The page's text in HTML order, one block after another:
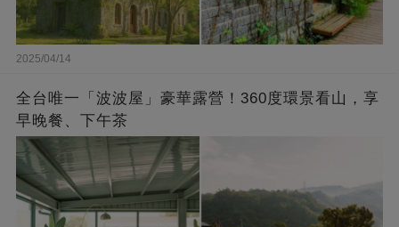
2025/04/14
全台唯一「波波屋」豪華露營！360度環景看山，享
早晚餐、下午茶